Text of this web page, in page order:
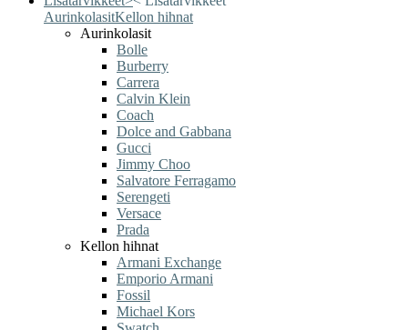
AurinkolasitKellon hihnat
Aurinkolasit
Bolle
Burberry
Carrera
Calvin Klein
Coach
Dolce and Gabbana
Gucci
Jimmy Choo
Salvatore Ferragamo
Serengeti
Versace
Prada
Kellon hihnat
Armani Exchange
Emporio Armani
Fossil
Michael Kors